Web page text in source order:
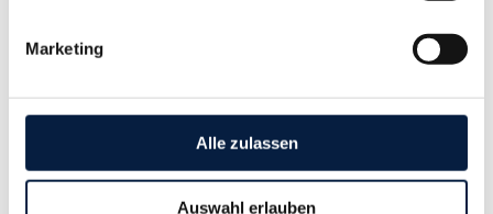
Marketing
Alle zulassen
Auswahl erlauben
Juli 2014
bringt abgabenrechtlich einige Neuheiten im Bereich der
Umsatzsteuer , Änderungen bei der Absetzbarkeit von
Beteiligungskreditzinsen sowie eine angepasste Grenze bei